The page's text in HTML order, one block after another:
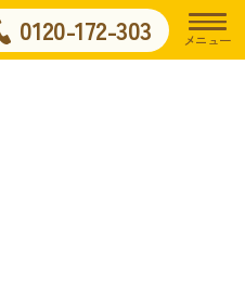
メニュー
0120-172-303